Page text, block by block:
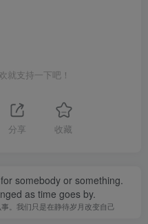
就支持一下吧！
分享 收藏
somebody or something.
as time goes by.
。我们只是在静待岁月改变自己